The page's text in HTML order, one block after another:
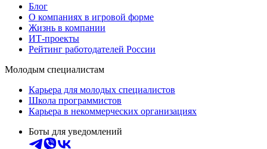
Блог
О компаниях в игровой форме
Жизнь в компании
ИТ-проекты
Рейтинг работодателей России
Молодым специалистам
Карьера для молодых специалистов
Школа программистов
Карьера в некоммерческих организациях
Боты для уведомлений